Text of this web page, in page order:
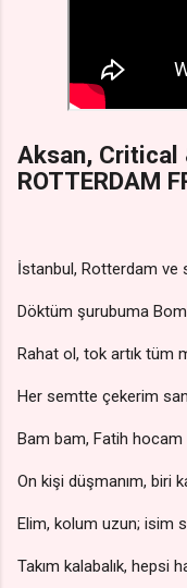
Aksan,
ROTTERDAM
İstanbul, Rotterdam ve
Döktüm şurubuma
Rahat ol, tok artık tüm
Her semtte çekerim
Bam bam, Fatih
On kişi düşmanım, biri
Elim, kolum uzun; isim
Takım kalabalık, hepsi